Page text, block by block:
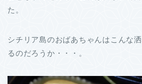
た。
シチリア島のおばあちゃんはこんな
るのだろうか・・・。